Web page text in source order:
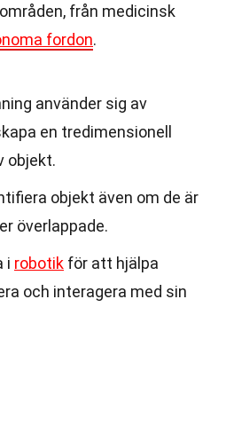
från medicinsk
fordon.
använder sig av
en tredimensionell
objekt.
objekt även om de är
överlappade.
i robotik för att hjälpa
och interagera med sin